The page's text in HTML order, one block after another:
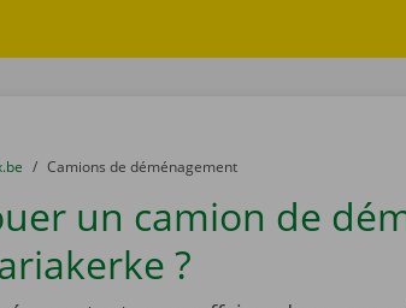
here:
to
Camions de déménagement
un camion de
?